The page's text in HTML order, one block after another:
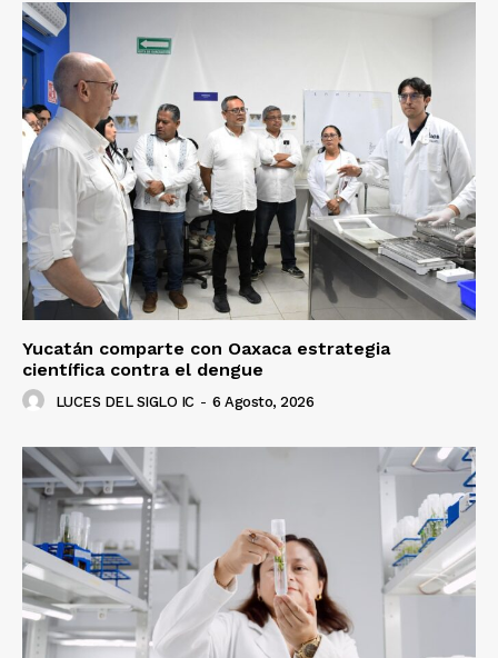
Yucatán comparte con Oaxaca estrategia
científica contra el dengue
LUCES DEL SIGLO IC - 6 Agosto, 2026